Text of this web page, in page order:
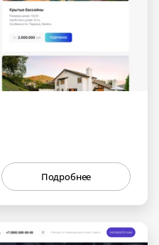
Подробнее